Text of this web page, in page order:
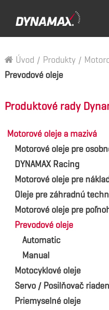
Úvod / Produkty /
Prevodové oleje
Produktové rady
Motorové oleje a mazivá
Motorové oleje pre
DYNAMAX Racing
Motorové oleje pre
Oleje pre záhradnú
Motorové oleje pre
Prevodové oleje
Automatic
Manual
Motocyklové oleje
Servo / Posilňovač
Priemyselné oleje